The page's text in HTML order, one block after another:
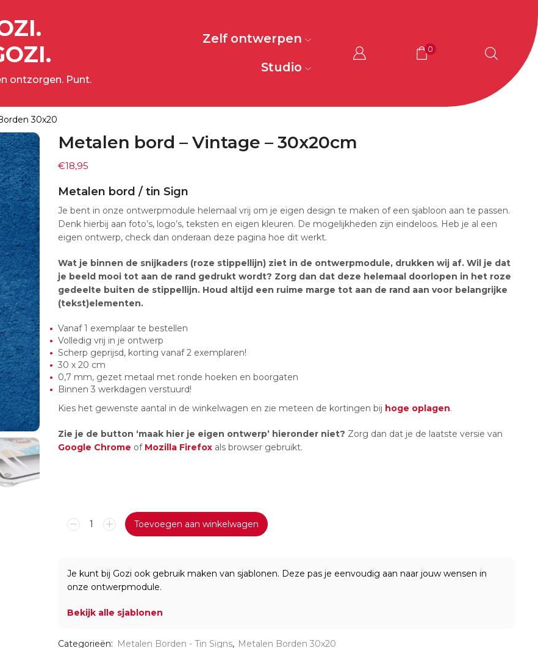
ontzorgen. Punt.
Zelf ontwerpen
Studio
0
30x20
Metalen bord – Vintage – 30x20cm
€18,95
Metalen bord / tin Sign
Je bent in onze ontwerpmodule helemaal vrij om je eigen design te maken of een sjabloon aan te passen.
Denk hierbij aan foto’s, logo’s, teksten en eigen kleuren. De mogelijkheden zijn eindeloos. Heb je al een
eigen ontwerp, check dan onderaan deze pagina hoe dit werkt.
Wat je binnen de snijkaders (roze stippellijn) ziet in de ontwerpmodule, drukken wij af. Wil je dat
je beeld mooi tot aan de rand gedrukt wordt? Zorg dan dat deze helemaal doorlopen in het roze
gedeelte buiten de stippellijn. Houd altijd een ruime marge tot aan de rand aan voor belangrijke
(tekst)elementen.
Vanaf 1 exemplaar te bestellen
Volledig vrij in je ontwerp
Scherp geprijsd, korting vanaf 2 exemplaren!
30 x 20 cm
0,7 mm, gezet metaal met ronde hoeken en boorgaten
Binnen 3 werkdagen verstuurd!
Kies het gewenste aantal in de winkelwagen en zie meteen de kortingen bij hoge oplagen.
Zie je de button ‘maak hier je eigen ontwerp’ hieronder niet? Zorg dan dat je de laatste versie van
Google Chrome of Mozilla Firefox als browser gebruikt.
Metalen
bord
-
30x20cm
Toevoegen aan winkelwagen
Je kunt bij Gozi ook gebruik maken van sjablonen. Deze pas je eenvoudig aan naar jouw wensen in
onze ontwerpmodule.
Bekijk alle sjablonen
Categorieën: Metalen Borden - Tin Signs, Metalen Borden 30x20